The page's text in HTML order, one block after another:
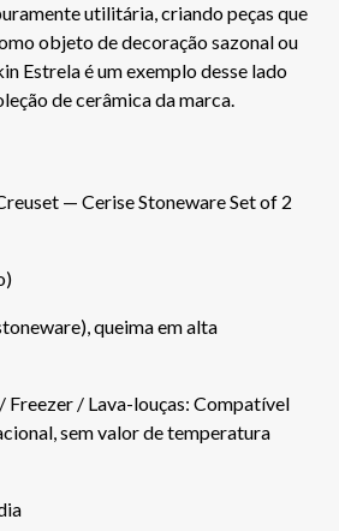
utilitária, criando peças que
objeto de decoração sazonal ou
Estrela é um exemplo desse lado
de cerâmica da marca.
— Cerise Stoneware Set of 2
queima em alta
/ Lava-louças: Compatível
sem valor de temperatura